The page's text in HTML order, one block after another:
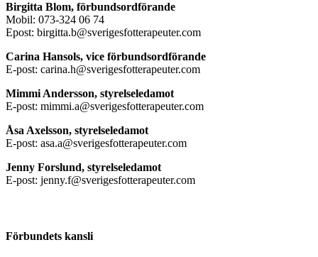
Birgitta Blom, förbundsordförande
Mobil: 073-324 06 74
Epost: birgitta.b@sverigesfotterapeuter.com
Carina Hansols, vice förbundsordförande
E-post: carina.h@sverigesfotterapeuter.com
Mimmi Andersson, styrelseledamot
E-post: mimmi.a@sverigesfotterapeuter.com
Åsa Axelsson, styrelseledamot
E-post: asa.a@sverigesfotterapeuter.com
Jenny Forslund, styrelseledamot
E-post: jenny.f@sverigesfotterapeuter.com
Förbundets kansli